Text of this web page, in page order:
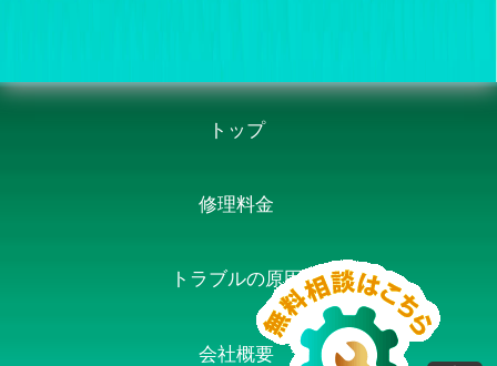
トップ
修理料金
トラブルの原因
会社概要